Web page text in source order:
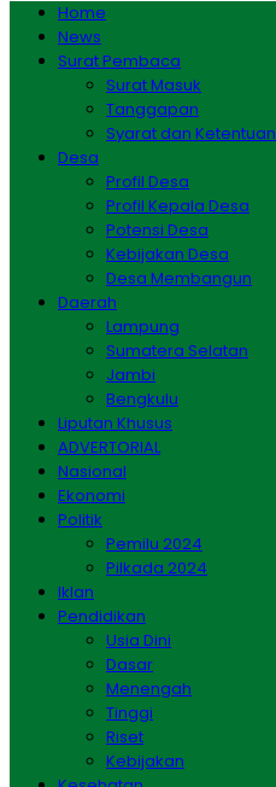
Home
News
Surat Pembaca
Surat Masuk
Tanggapan
Syarat dan Ketentuan
Desa
Profil Desa
Profil Kepala Desa
Potensi Desa
Kebijakan Desa
Desa Membangun
Daerah
Lampung
Sumatera Selatan
Jambi
Bengkulu
Liputan Khusus
ADVERTORIAL
Nasional
Ekonomi
Politik
Pemilu 2024
Pilkada 2024
Iklan
Pendidikan
Usia Dini
Dasar
Menengah
Tinggi
Riset
Kebijakan